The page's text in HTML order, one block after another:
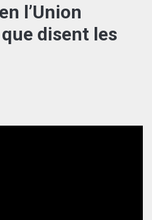
l’Union
disent les